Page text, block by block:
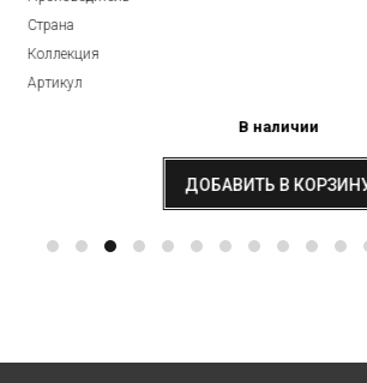
Страна
Коллекция
Артикул
В наличии
ДОБАВИТЬ В КОРЗИНУ